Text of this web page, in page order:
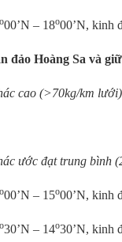
o00’N – 18o00’N, kinh
đảo Hoàng Sa và
cao (>70kg/km
ước đạt trung bình
o00’N – 15o00’N, kinh
o30’N – 14o30’N, kinh